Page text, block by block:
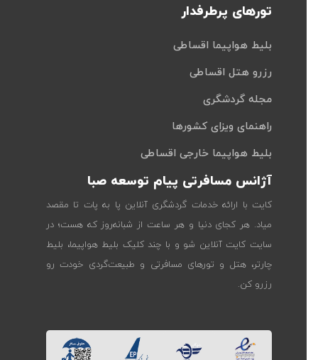
تورهای پرطرفدار
بلیط هواپیما اقساطی
رزرو هتل اقساطی
مجله گردشگری
راهنمای ویزای کشورها
بلیط هواپیما خارجی اقساطی
آژانس مسافرتی پیام توسعه صبا
کایت با ارائه خدمات گردشگری آنلاین پا به پات تا مقصد
میاد. هر کجای دنیا و هر ساعت از شبانه‌روز که هست؛ در
سایت کایت آنلاین شو و با چند کلیک بلیط هواپیما، بلیط
چارتر، هتل و تورهای مسافرتی و طبیعت‌گردی خودت رو
رزرو کن.